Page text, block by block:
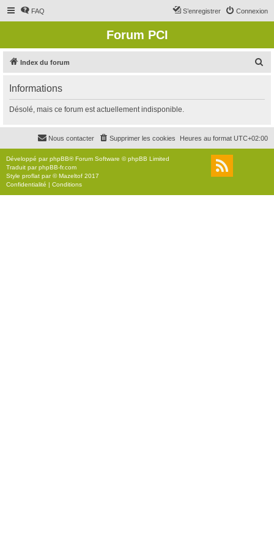
FAQ Connexion
S’enregistrer
Forum PCI
Index du forum
r
c
r
Informations
Désolé, mais ce forum est actuellement indisponible.
Heures au format UTC+02:00
Supprimer les cookies
Nous contacter
Développé parphpBB® Forum Software © phpBB Limited
Traduit parphpBB-fr.com
Style proflat par ©Mazeltof 2017
Confidentialité | Conditions